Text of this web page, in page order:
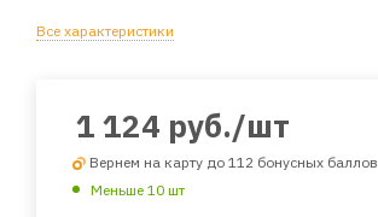
Все характеристики
1 124 руб./шт
Вернем на карту до 112 бонусных баллов
Меньше 10 шт